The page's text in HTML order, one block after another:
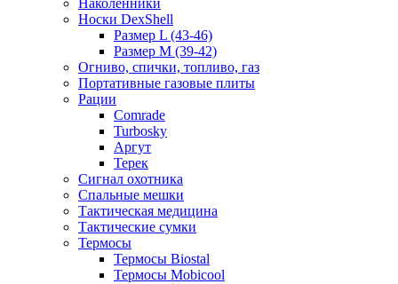
Носки DexShell
Размер L (43-46)
Размер M (39-42)
Огниво, спички, топливо, газ
Портативные газовые плиты
Рации
Comrade
Turbosky
Аргут
Терек
Сигнал охотника
Спальные мешки
Тактическая медицина
Тактические сумки
Термосы
Термосы Biostal
Термосы Mobicool